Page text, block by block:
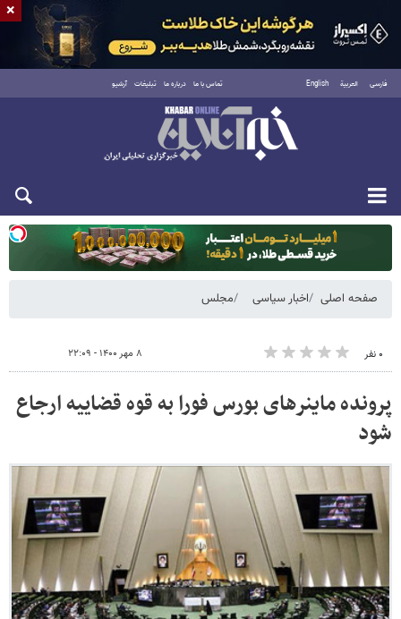
فارسی العربية English تماس با ما درباره ما تبلیغات آرشیو
یکشنبه ۱۸ مرداد ۱۴۰۵
صفحه اصلی اخبار سیاسی مجلس
۰ نفر ۸ مهر ۱۴۰۰ - ۲۲:۰۹
پرونده ماینرهای بورس فورا به قوه قضاییه ارجاع
شود
×